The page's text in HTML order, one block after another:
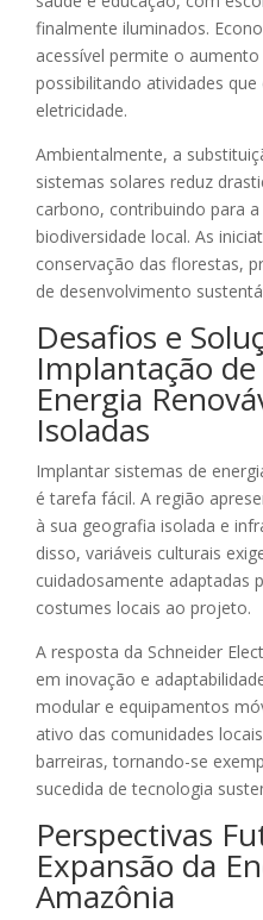
finalmente iluminados.
acessível permite o
possibilitando atividades
eletricidade.
Ambientalmente, a
sistemas solares reduz
carbono, contribuindo para
biodiversidade local. As
conservação das florestas,
de desenvolvimento
Desafios e
Implantação
Energia
Isoladas
Implantar sistemas de
é tarefa fácil. A região
à sua geografia isolada e
disso, variáveis culturais
cuidadosamente adaptadas
costumes locais ao projeto.
A resposta da Schneider
em inovação e
modular e equipamentos
ativo das comunidades
barreiras, tornando-se
sucedida de tecnologia
Perspectivas
Expansão da
Amazônia